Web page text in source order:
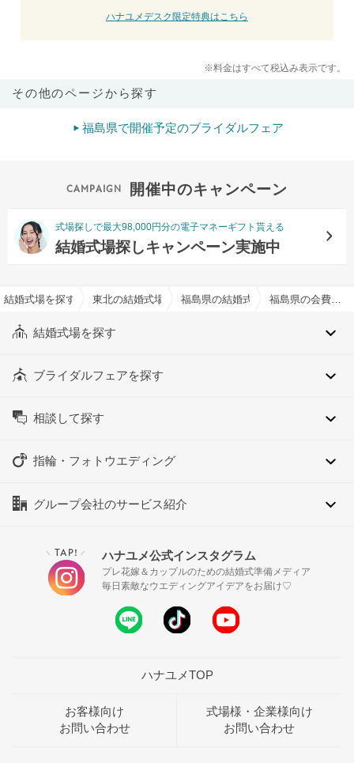
ハナユメデスク限定特典はこちら
※料金はすべて税込み表示です。
その他のページから探す
福島県で開催予定のブライダルフェア
開催中のキャンペーン
式場探しで最大98,000円分の電子マネーギフト貰える
結婚式場探しキャンペーン実施中
結婚式場を探すならハナユメ
東北の結婚式場 福島県の結婚式場 福島県の会費制結婚式OKでおすすめの結婚式場・挙式会場一覧
結婚式場を探す
ブライダルフェアを探す
相談して探す
指輪・フォトウエディング
グループ会社のサービス紹介
＼ TAP! ／ ハナユメ公式インスタグラム
プレ花嫁＆カップルのための結婚式準備メディア
毎日素敵なウエディングアイデアをお届け♡
ハナユメTOP
お客様向け
お問い合わせ
式場様・企業様向け
お問い合わせ